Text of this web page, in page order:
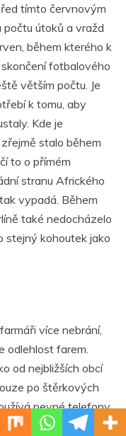
tímto červnovým
útoků a vražd
během kterého k
fotbalového
větším počtu. Je
k tomu, aby
Kde je
stalo během
to o přímém
stranu Afrického
vypadá. Během
také nedocházelo
stejný kohoutek jako
více nebrání,
odlehlost farem.
od nejbližších obcí
po štěrkových
pevné telefony
signál mobilních